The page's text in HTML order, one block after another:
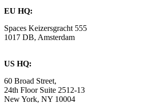
EU HQ:
Spaces Keizersgracht 555
1017 DB, Amsterdam
US HQ:
60 Broad Street,
24th Floor Suite 2512-13
New York, NY 10004